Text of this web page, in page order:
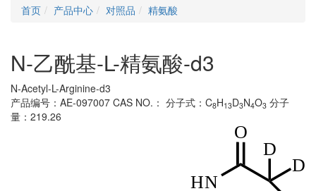
首页 产品中心 对照品 精氨酸
N-乙酰基-L-精氨酸-d3
N-Acetyl-L-Arginine-d3
产品编号：AE-097007 CAS NO.： 分子式：C8H13D3N4O3 分子
量：219.26